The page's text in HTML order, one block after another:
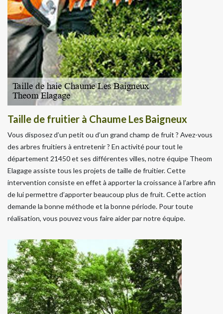
Taille de fruitier à Chaume Les Baigneux
Vous disposez d’un petit ou d’un grand champ de fruit ? Avez-vous
des arbres fruitiers à entretenir ? En activité pour tout le
département 21450 et ses différentes villes, notre équipe Theom
Elagage assiste tous les projets de taille de fruitier. Cette
intervention consiste en effet à apporter la croissance à l’arbre afin
de lui permettre d’apporter beaucoup plus de fruit. Cette action
demande la bonne méthode et la bonne période. Pour toute
réalisation, vous pouvez vous faire aider par notre équipe.